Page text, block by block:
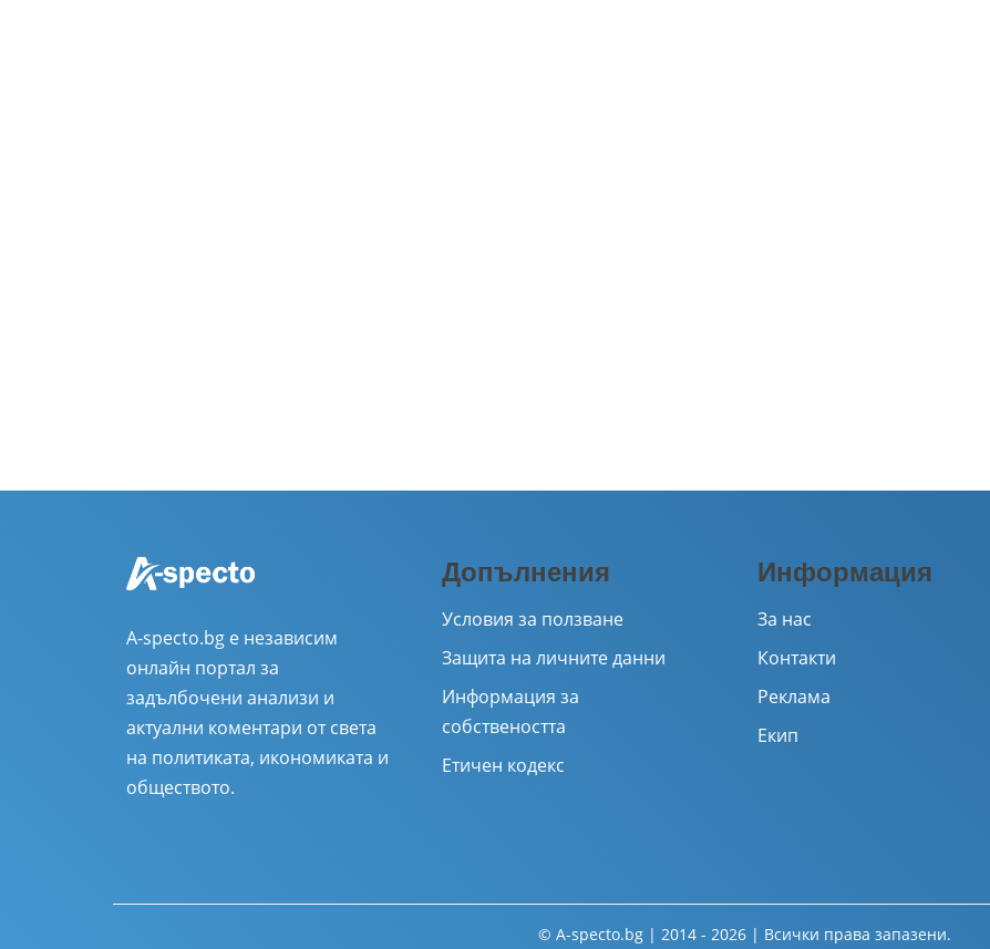
A-specto.bg е независим
онлайн портал за
задълбочени анализи и
актуални коментари от света
на политиката, икономиката и
обществото.
Допълнения
Условия за ползване
Защита на личните данни
Информация за
собствеността
Етичен кодекс
Информация
За нас
Контакти
Реклама
Екип
© A-specto.bg | 2014 - 2026 | Всички права запазени.